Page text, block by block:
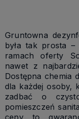
Gruntowna
była tak prosta –
ramach oferty
nawet z
Dostępna chemia
dla każdej osoby,
zadbać o
pomieszczeń